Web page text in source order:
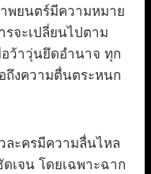
พยนตร์มีความหมาย
จะเปลี่ยนไปตาม
ว้าวุ่นยึดอำนาจ ทุก
ถึงความตื่นตระหนก
ละครมีความลื่นไหล
เจน โดยเฉพาะฉาก